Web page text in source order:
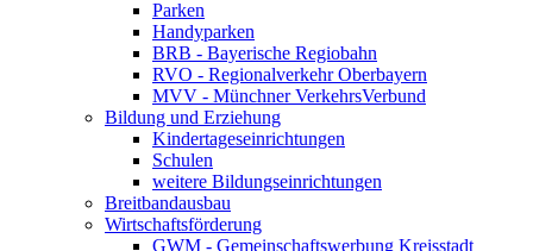
Parken
Handyparken
BRB - Bayerische Regiobahn
RVO - Regionalverkehr Oberbayern
MVV - Münchner VerkehrsVerbund
Bildung und Erziehung
Kindertageseinrichtungen
Schulen
weitere Bildungseinrichtungen
Breitbandausbau
Wirtschaftsförderung
GWM - Gemeinschaftswerbung Kreisstadt